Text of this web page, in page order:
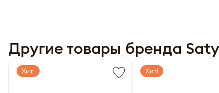
Другие товары бренда
Хит! Хит!